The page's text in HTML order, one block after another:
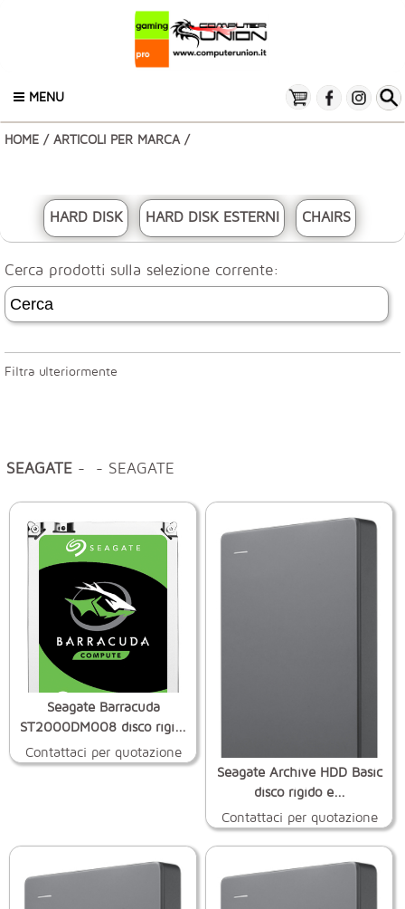
MENU
HOME / ARTICOLI PER MARCA /
HARD DISK HARD DISK ESTERNI CHAIRS
Cerca prodotti sulla selezione corrente:
Filtra ulteriormente
SEAGATE - - SEAGATE
Seagate Barracuda
ST2000DM008 disco rigi...
Contattaci per quotazione
Seagate Archive HDD Basic
disco rigido e...
Contattaci per quotazione